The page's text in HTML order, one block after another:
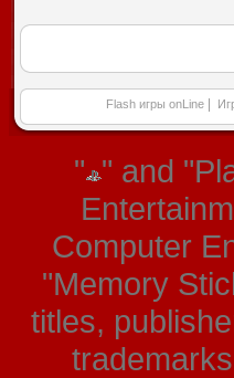
Flash игры onLine
" " and
Computer
"Memory
titles,